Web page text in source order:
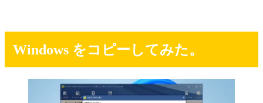
Windows をコピーしてみた。